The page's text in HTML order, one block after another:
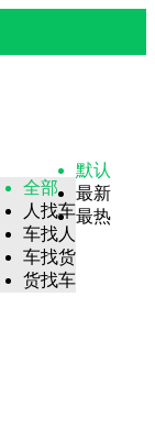
全部
人找车
车找人
车找货
货找车
默认
最新
最热